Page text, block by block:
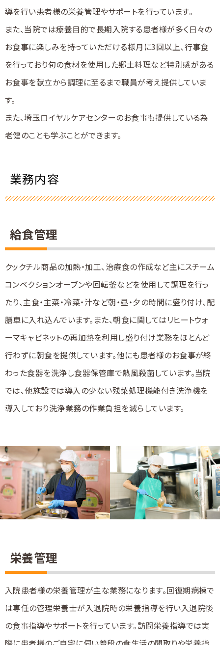
導を行い患者様の栄養管理やサポートを行っています。
また、当院では療養目的で長期入院する患者様が多く日々の
お食事に楽しみを持っていただける様月に3回以上、行事食
を行っており旬の食材を使用した郷土料理など特別感がある
お食事を献立から調理に至るまで職員が考え提供していま
す。
また、埼玉ロイヤルケアセンターのお食事も提供している為
老健のことも学ぶことができます。
業務内容
給食管理
クックチル商品の加熱・加工、治療食の作成など主にスチーム
コンベクションオーブンや回転釜などを使用して調理を行っ
たり、主食・主菜・冷菜・汁など朝・昼・夕の時間に盛り付け、配
膳車に入れ込んでいます。また、朝食に関してはリヒートウォ
ーマキャビネットの再加熱を利用し盛り付け業務をほとんど
行わずに朝食を提供しています。他にも患者様のお食事が終
わった食器を洗浄し食器保管庫で熱風殺菌しています。当院
では、他施設では導入の少ない残菜処理機能付き洗浄機を
導入しており洗浄業務の作業負担を減らしています。
栄養管理
入院患者様の栄養管理が主な業務になります。回復期病棟で
は専任の管理栄養士が入退院時の栄養指導を行い入退院後
の食事指導やサポートを行っています。訪問栄養指導では実